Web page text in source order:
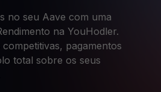
no seu Aave com uma
na YouHodler.
pagamentos
total sobre os seus